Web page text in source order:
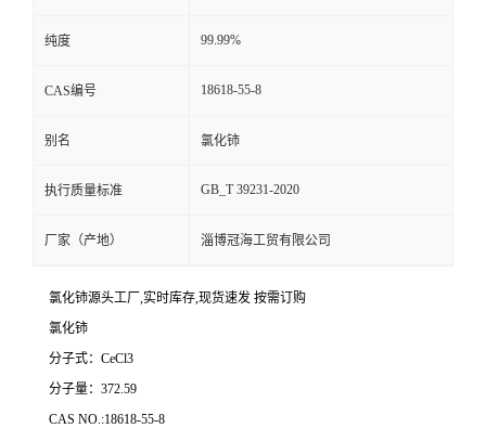
纯度 99.99%
CAS编号 18618-55-8
别名 氯化铈
执行质量标准 GB_T 39231-2020
厂家（产地） 淄博冠海工贸有限公司
氯化铈源头工厂,实时库存,现货速发 按需订购
氯化铈
分子式：CeCl3
分子量：372.59
CAS NO.:18618-55-8